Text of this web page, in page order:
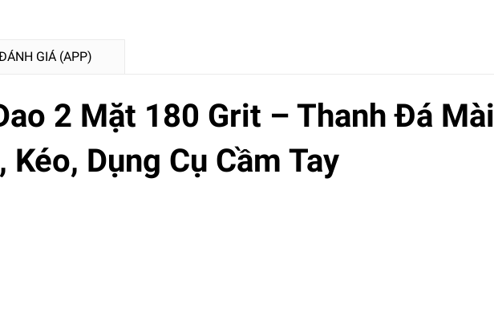
GIÁ (APP)
2 Mặt 180 Grit – Thanh Đá Mài
Kéo, Dụng Cụ Cầm Tay